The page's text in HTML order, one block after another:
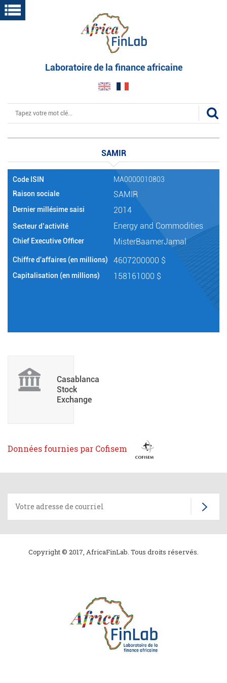
Aller
au
Laboratoire de la finance africaine
Rechercher
SAMIR
Code ISIN
MA0000010803
Raison sociale
SAMIR
Dernier millésime saisi 2014
Secteur d’activité Energy and Commodities
Chief Executive Officer MisterBaamerJamal
Chiffre d'affaires (en millions) 4607200000 $
Capitalisation (en millions) 158161000 $
Casablanca
Stock
Exchange
Données fournies par Cofisem
Copyright © 2017, AfricaFinLab. Tous droits réservés.